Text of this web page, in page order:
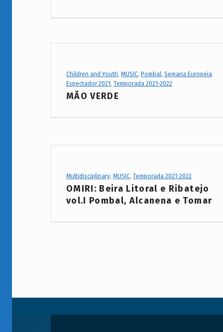
Project Category:
Children and Youth,MUSIC, Pombal,Semana Europeia
Espectador 2021 ,Temporada 2021-2022
MÃO VERDE
Project Category:
Multidisciplinary,MUSIC,Temporada 2021-2022
OMIRI: Beira Litoral e Ribatejo
vol.I Pombal, Alcanena e Tomar